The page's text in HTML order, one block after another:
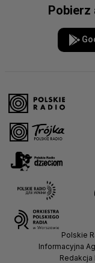
Pobierz
Polskie
Informacyjna
Redakcja